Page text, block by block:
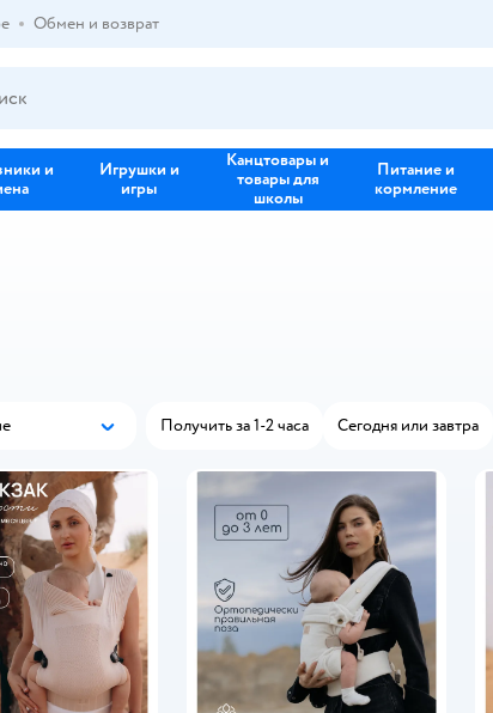
Обмен и возврат
и
Игрушки и
игры
Канцтовары и
товары для
школы
Питание и
кормление
Популярные Получить за 1-2 часа Сегодня или завтра